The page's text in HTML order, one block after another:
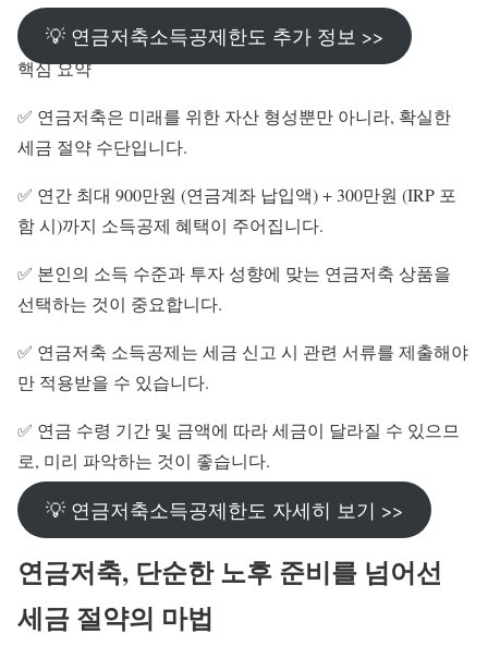
💡 연금저축소득공제한도 추가 정보 >>
핵심 요약
✅ 연금저축은 미래를 위한 자산 형성뿐만 아니라, 확실한
세금 절약 수단입니다.
✅ 연간 최대 900만원 (연금계좌 납입액) + 300만원 (IRP 포
함 시)까지 소득공제 혜택이 주어집니다.
✅ 본인의 소득 수준과 투자 성향에 맞는 연금저축 상품을
선택하는 것이 중요합니다.
✅ 연금저축 소득공제는 세금 신고 시 관련 서류를 제출해야
만 적용받을 수 있습니다.
✅ 연금 수령 기간 및 금액에 따라 세금이 달라질 수 있으므
로, 미리 파악하는 것이 좋습니다.
💡 연금저축소득공제한도 자세히 보기 >>
연금저축, 단순한 노후 준비를 넘어선
세금 절약의 마법